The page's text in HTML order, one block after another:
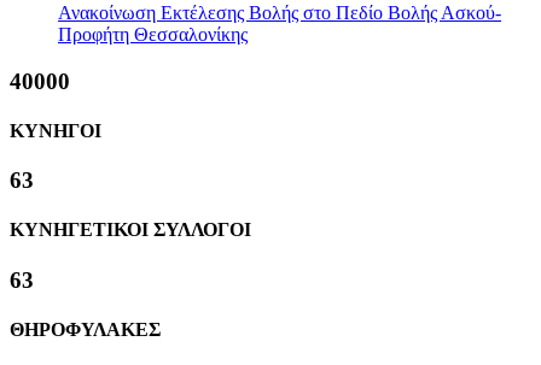
Ανακοίνωση Εκτέλεσης Βολής στο Πεδίο Βολής Ασκού-
Προφήτη Θεσσαλονίκης
40000
ΚΥΝΗΓΟΙ
63
ΚΥΝΗΓΕΤΙΚΟΙ ΣΥΛΛΟΓΟΙ
63
ΘΗΡΟΦΥΛΑΚΕΣ